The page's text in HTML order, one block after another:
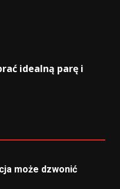
idealną parę i
może dzwonić